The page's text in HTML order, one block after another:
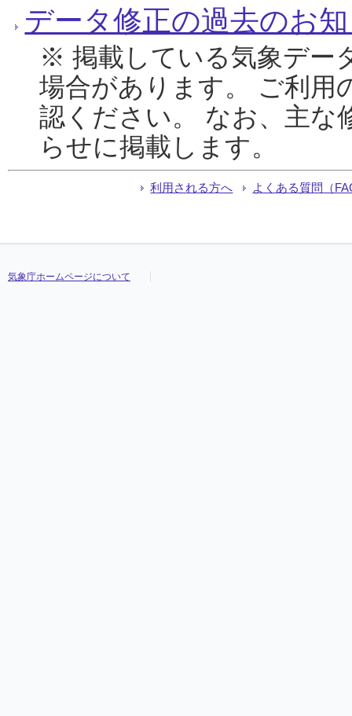
データ修正の過去のお
※ 掲載している気象デー
場合があります。 ご利用
認ください。 なお、主な
らせに掲載します。
利用される方へ よくある質問（
気象庁ホームページについて